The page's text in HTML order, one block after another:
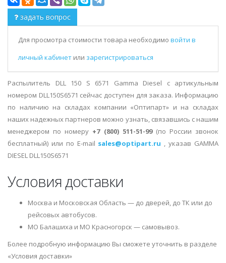
задать вопрос
Для просмотра стоимости товара необходимо войти в
личный кабинет или зарегистрироваться
Распылитель DLL 150 S 6571 Gamma Diesel с артикульным
номером DLL150S6571 сейчас доступен для заказа. Информацию
по наличию на складах компании «Оптипарт» и на складах
наших надежных партнеров можно узнать, связавшись с нашим
менеджером по номеру +7 (800) 511-51-99(по России звонок
бесплатный) или по E-mail sales@optipart.ru , указав GAMMA
DIESEL DLL150S6571
Условия доставки
Москва и Московская Область — до дверей, до ТК или до
рейсовых автобусов.
МО Балашиха и МО Красногорск — самовывоз.
Более подробную информацию Вы сможете уточнить в разделе
«Условия доставки»